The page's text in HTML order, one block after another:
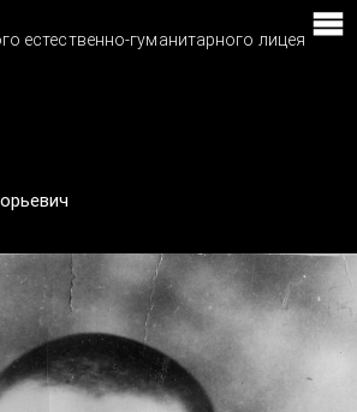
естественно-гуманитарного лицея